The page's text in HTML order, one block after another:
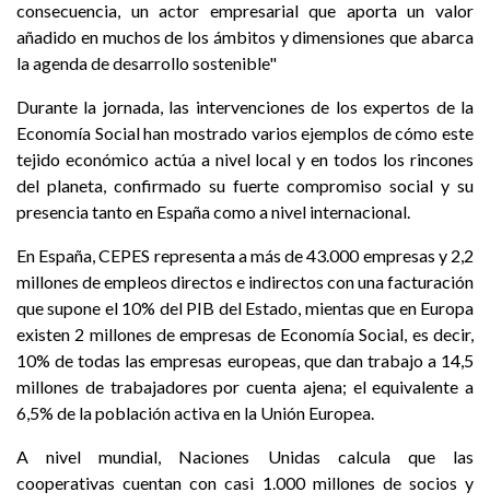
consecuencia, un actor empresarial que aporta un valor
añadido en muchos de los ámbitos y dimensiones que abarca
la agenda de desarrollo sostenible"
Durante la jornada, las intervenciones de los expertos de la
Economía Social han mostrado varios ejemplos de cómo este
tejido económico actúa a nivel local y en todos los rincones
del planeta, confirmado su fuerte compromiso social y su
presencia tanto en España como a nivel internacional.
En España, CEPES representa a más de 43.000 empresas y 2,2
millones de empleos directos e indirectos con una facturación
que supone el 10% del PIB del Estado, mientas que en Europa
existen 2 millones de empresas de Economía Social, es decir,
10% de todas las empresas europeas, que dan trabajo a 14,5
millones de trabajadores por cuenta ajena; el equivalente a
6,5% de la población activa en la Unión Europea.
A nivel mundial, Naciones Unidas calcula que las
cooperativas cuentan con casi 1.000 millones de socios y